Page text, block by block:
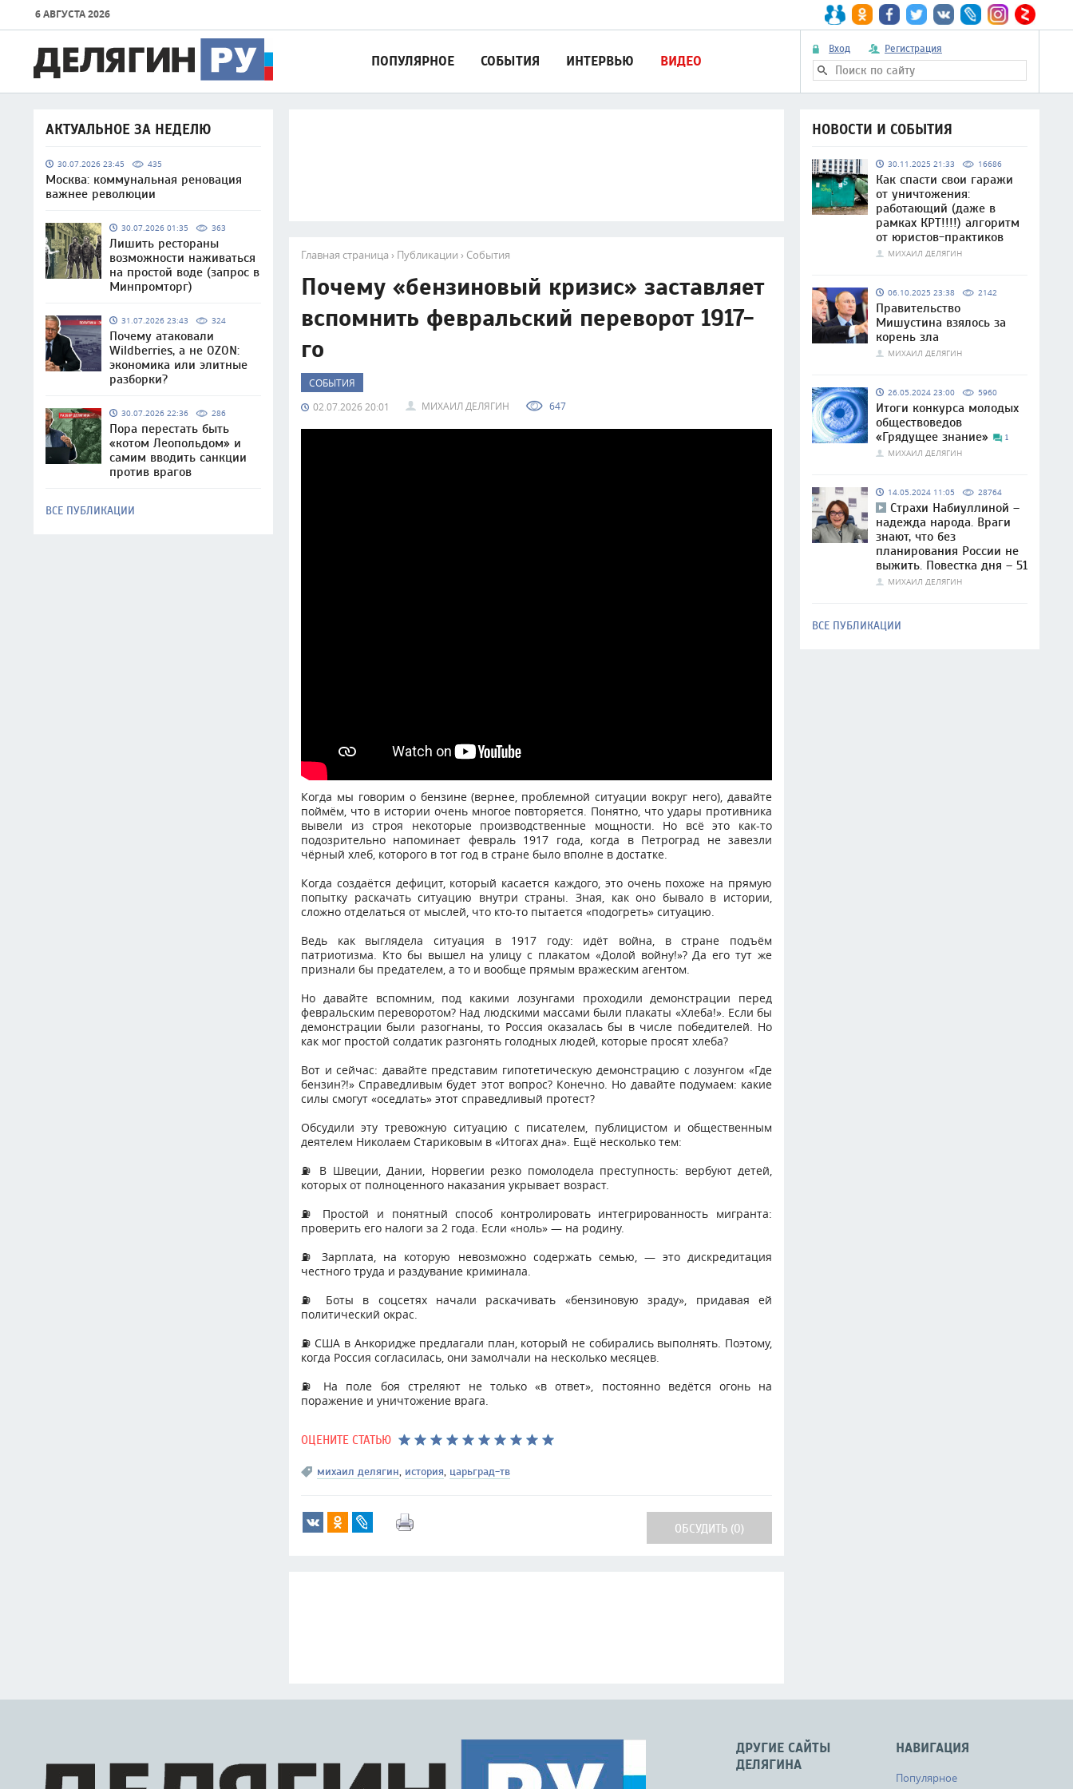
6 АВГУСТА 2026
Вход Регистрация
ПОПУЛЯРНОЕ СОБЫТИЯ ИНТЕРВЬЮ ВИДЕО
АКТУАЛЬНОЕ ЗА НЕДЕЛЮ
30.07.2026 23:45 435
Москва: коммунальная реновация
важнее революции
30.07.2026 01:35 363
Лишить рестораны
возможности наживаться
на простой воде (запрос в
Минпромторг)
31.07.2026 23:43 324
Почему атаковали
Wildberries, а не OZON:
экономика или элитные
разборки?
30.07.2026 22:36 286
Пора перестать быть
«котом Леопольдом» и
самим вводить санкции
против врагов
ВСЕ ПУБЛИКАЦИИ
Главная страница › Публикации › События
Почему «бензиновый кризис» заставляет
вспомнить февральский переворот 1917-
го
СОБЫТИЯ
02.07.2026 20:01
МИХАИЛ ДЕЛЯГИН 647
Когда мы говорим о бензине (вернее, проблемной ситуации вокруг него), давайте
поймём, что в истории очень многое повторяется. Понятно, что удары противника
вывели из строя некоторые производственные мощности. Но всё это как-то
подозрительно напоминает февраль 1917 года, когда в Петроград не завезли
чёрный хлеб, которого в тот год в стране было вполне в достатке.
Когда создаётся дефицит, который касается каждого, это очень похоже на прямую
попытку раскачать ситуацию внутри страны. Зная, как оно бывало в истории,
сложно отделаться от мыслей, что кто-то пытается «подогреть» ситуацию.
Ведь как выглядела ситуация в 1917 году: идёт война, в стране подъём
патриотизма. Кто бы вышел на улицу с плакатом «Долой войну!»? Да его тут же
признали бы предателем, а то и вообще прямым вражеским агентом.
Но давайте вспомним, под какими лозунгами проходили демонстрации перед
февральским переворотом? Над людскими массами были плакаты «Хлеба!». Если бы
демонстрации были разогнаны, то Россия оказалась бы в числе победителей. Но
как мог простой солдатик разгонять голодных людей, которые просят хлеба?
Вот и сейчас: давайте представим гипотетическую демонстрацию с лозунгом «Где
бензин?!» Справедливым будет этот вопрос? Конечно. Но давайте подумаем: какие
силы смогут «оседлать» этот справедливый протест?
Обсудили эту тревожную ситуацию с писателем, публицистом и общественным
деятелем Николаем Стариковым в «Итогах дна». Ещё несколько тем:
⛽️ В Швеции, Дании, Норвегии резко помолодела преступность: вербуют детей,
которых от полноценного наказания укрывает возраст.
⛽️ Простой и понятный способ контролировать интегрированность мигранта:
проверить его налоги за 2 года. Если «ноль» — на родину.
⛽️ Зарплата, на которую невозможно содержать семью, — это дискредитация
честного труда и раздувание криминала.
⛽️ Боты в соцсетях начали раскачивать «бензиновую зраду», придавая ей
политический окрас.
⛽️ США в Анкоридже предлагали план, который не собирались выполнять. Поэтому,
когда Россия согласилась, они замолчали на несколько месяцев.
⛽️ На поле боя стреляют не только «в ответ», постоянно ведётся огонь на
поражение и уничтожение врага.
ОЦЕНИТЕ СТАТЬЮ
михаил делягин, история, царьград-тв
ОБСУДИТЬ (0)
НОВОСТИ И СОБЫТИЯ
30.11.2025 21:33 16686
Как спасти свои гаражи
от уничтожения:
работающий (даже в
рамках КРТ!!!!) алгоритм
от юристов-практиков
МИХАИЛ ДЕЛЯГИН
06.10.2025 23:38 2142
Правительство
Мишустина взялось за
корень зла
МИХАИЛ ДЕЛЯГИН
26.05.2024 23:00 5960
Итоги конкурса молодых
обществоведов
«Грядущее знание»
1
МИХАИЛ ДЕЛЯГИН
14.05.2024 11:05 28764
Страхи Набиуллиной –
надежда народа. Враги
знают, что без
планирования России не
выжить. Повестка дня – 51
МИХАИЛ ДЕЛЯГИН
ВСЕ ПУБЛИКАЦИИ
НАВИГАЦИЯ
Популярное
ДРУГИЕ САЙТЫ
ДЕЛЯГИНА